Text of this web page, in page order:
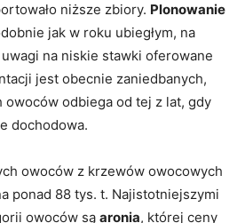
niższe zbiory. Plonowanie
jak w roku ubiegłym, na
uwagi na niskie stawki oferowane
jest obecnie zaniedbanych,
owoców odbiega od tej z lat, gdy
dochodowa.
owoców z krzewów owocowych
ponad 88 tys. t. Najistotniejszymi
owoców są aronia, której ceny